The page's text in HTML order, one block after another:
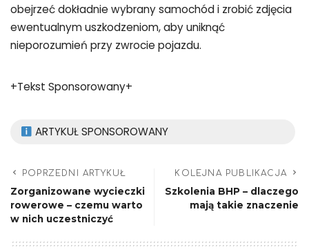
obejrzeć dokładnie wybrany samochód i zrobić zdjęcia
ewentualnym uszkodzeniom, aby uniknąć
nieporozumień przy zwrocie pojazdu.
+Tekst Sponsorowany+
ARTYKUŁ SPONSOROWANY
POPRZEDNI ARTYKUŁ
Zorganizowane wycieczki
rowerowe – czemu warto
w nich uczestniczyć
KOLEJNA PUBLIKACJA
Szkolenia BHP – dlaczego
mają takie znaczenie